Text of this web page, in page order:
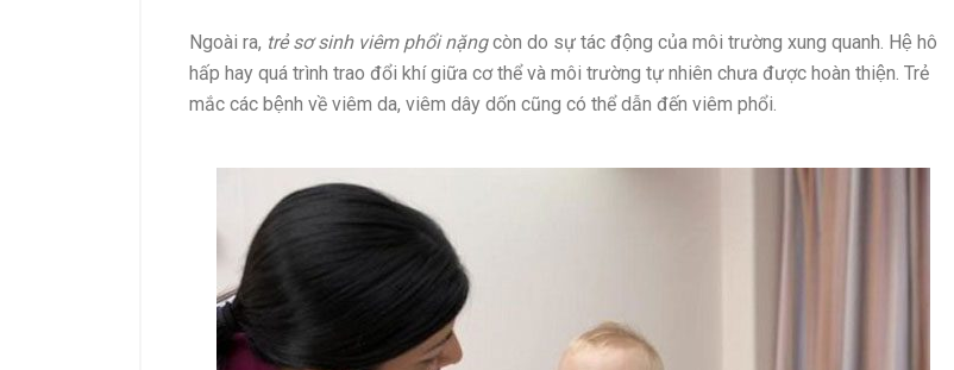
Ngoài ra, trẻ sơ sinh viêm phổi nặngcòn do sự tác động của môi trường xung quanh. Hệ hô
hấp hay quá trình trao đổi khí giữa cơ thể và môi trường tự nhiên chưa được hoàn thiện. Trẻ
mắc các bệnh về viêm da, viêm dây dốn cũng có thể dẫn đến viêm phổi.